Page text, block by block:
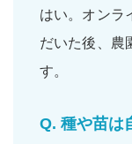
はい。 オンラ
だいた後、農
す。
Q. 種や苗は